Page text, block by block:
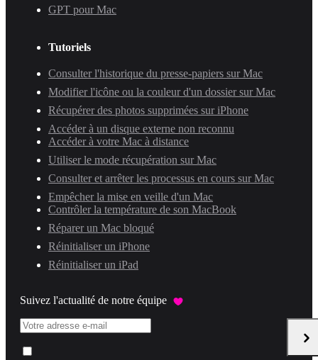
GPT pour Mac
Tutoriels
Consulter l'historique du presse-papiers sur Mac
Modifier l'icône ou la couleur d'un dossier sur Mac
Récupérer des photos supprimées sur iPhone
Accéder à un disque externe non reconnu
Accéder à votre Mac à distance
Utiliser le mode récupération sur Mac
Consulter et arrêter les processus en cours sur Mac
Empêcher la mise en veille d'un Mac
Contrôler la température de son MacBook
Réparer un Mac bloqué
Réinitialiser un iPhone
Réinitialiser un iPad
Suivez l'actualité de notre équipe